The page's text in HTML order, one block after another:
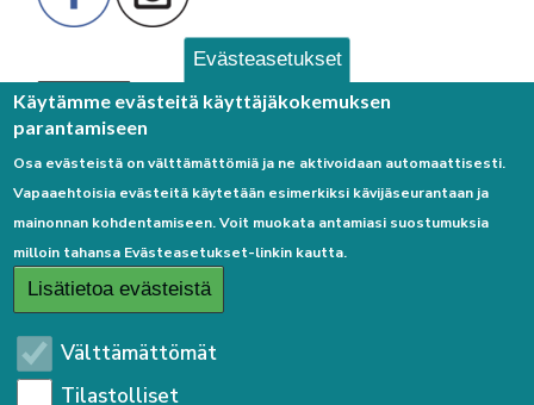
Palaute
Linkkejä
Etusivulle
Kirjaudu sisään
Evästeasetukset
Käytämme evästeitä käyttäjäkokemuksen
parantamiseen
Osa evästeistä on välttämättömiä ja ne aktivoidaan automaattisesti.
Vapaaehtoisia evästeitä käytetään esimerkiksi kävijäseurantaan ja
mainonnan kohdentamiseen. Voit muokata antamiasi suostumuksia
milloin tahansa Evästeasetukset-linkin kautta.
Lisätietoa evästeistä
Välttämättömät
Tilastolliset